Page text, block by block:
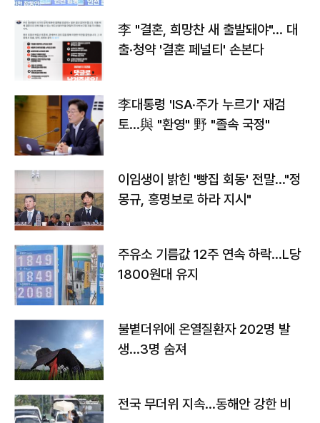
李 "결혼, 희망찬 새 출발돼야"… 대
출·청약 '결혼 페널티' 손본다
李대통령 'ISA·주가 누르기' 재검
토…與 "환영" 野 "졸속 국정"
이임생이 밝힌 '빵집 회동' 전말…"정
몽규, 홍명보로 하라 지시"
주유소 기름값 12주 연속 하락…L당
1800원대 유지
불볕더위에 온열질환자 202명 발
생…3명 숨져
전국 무더위 지속…동해안 강한 비